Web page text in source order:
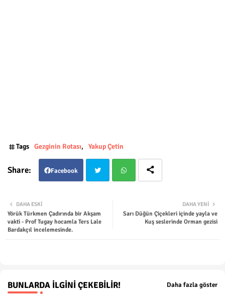
Tags Gezginin Rotası Yakup Çetin
Facebook
ter tsap
DAHA YENI
Sarı Düğün Çiçekleri içinde yayla ve
Kuş seslerinde Orman gezisi
DAHA ESKI
Yörük Türkmen Çadırında bir Akşam
vakti - Prof Tugay hocamla Ters Lale
Bardakçıl incelemesinde.
BUNLARDA İLGINI ÇEKEBILIR! Daha fazla göster